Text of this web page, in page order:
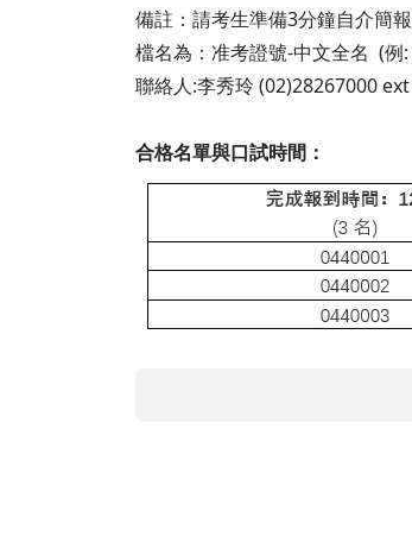
備註：請考生準備3分鐘自介簡
檔名為：准考證號-中文全名 (例
聯絡人:李秀玲 (02)28267000
合格名單與口試時間：